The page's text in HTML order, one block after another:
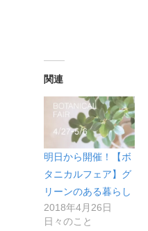
関連
明日から開催！【ボ
タニカルフェア】グ
リーンのある暮らし
2018年4月26日
日々のこと